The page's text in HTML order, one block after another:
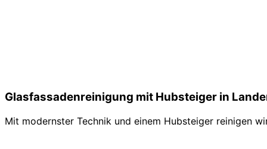
Glasfassadenreinigung mit Hubsteiger in
Mit modernster Technik und einem Hubsteiger reinigen